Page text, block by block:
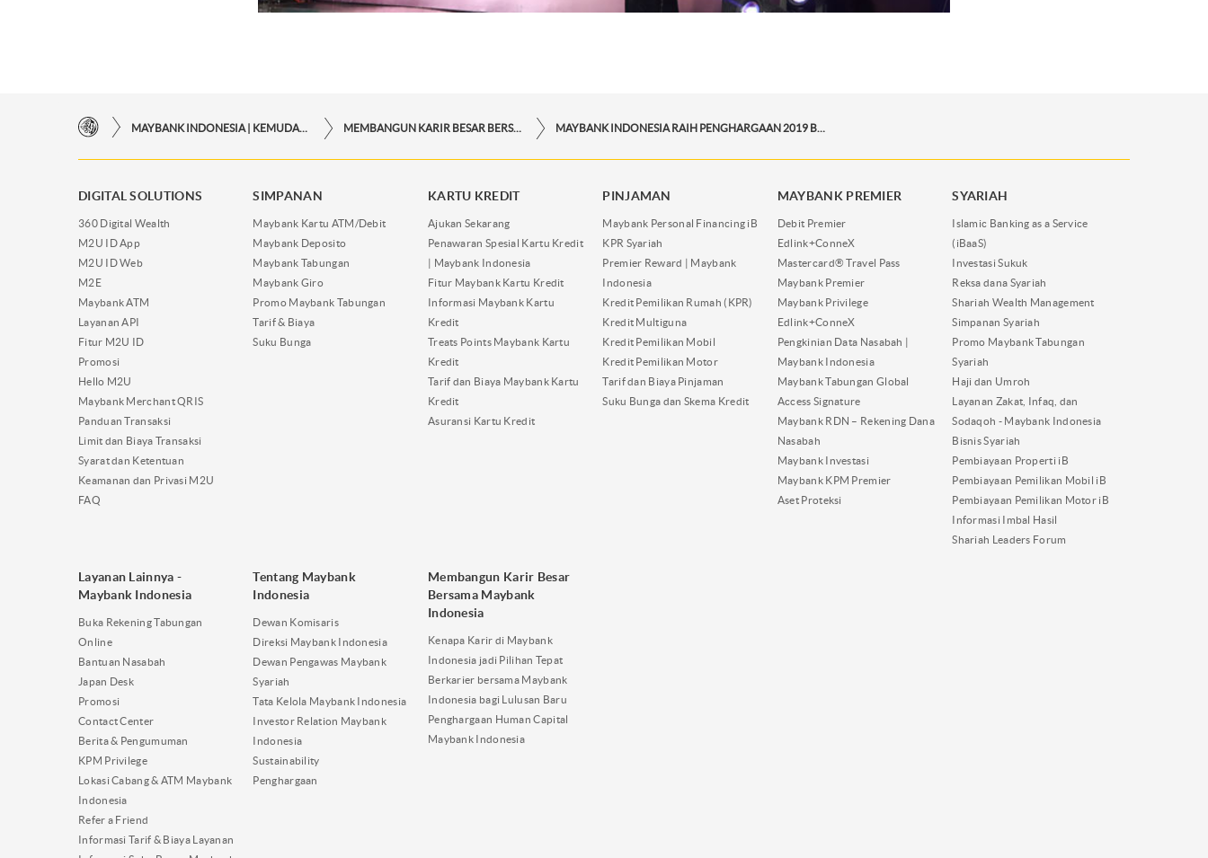
MAYBANK INDONESIA | KEMUDAHAN TRANSAKSI FINANSIAL DI UJUNG JARI ANDA MEMBANGUN KARIR BESAR BERSAMA MAYBANK INDONESIA MAYBANK INDONESIA RAIH PENGHARGAAN 2019 BEST STELLAR WORKPLACE AWARD
DIGITAL SOLUTIONS
360 Digital Wealth
M2U ID App
M2U ID Web
M2E
Maybank ATM
Layanan API
Fitur M2U ID
Promosi
Hello M2U
Maybank Merchant QRIS
Panduan Transaksi
Limit dan Biaya Transaksi
Syarat dan Ketentuan
Keamanan dan Privasi M2U
FAQ
SIMPANAN
Maybank Kartu ATM/Debit
Maybank Deposito
Maybank Tabungan
Maybank Giro
Promo Maybank Tabungan
Tarif & Biaya
Suku Bunga
KARTU KREDIT
Ajukan Sekarang
Penawaran Spesial Kartu Kredit
| Maybank Indonesia
Fitur Maybank Kartu Kredit
Informasi Maybank Kartu
Kredit
Treats Points Maybank Kartu
Kredit
Tarif dan Biaya Maybank Kartu
Kredit
Asuransi Kartu Kredit
PINJAMAN
Maybank Personal Financing iB
KPR Syariah
Premier Reward | Maybank
Indonesia
Kredit Pemilikan Rumah (KPR)
Kredit Multiguna
Kredit Pemilikan Mobil
Kredit Pemilikan Motor
Tarif dan Biaya Pinjaman
Suku Bunga dan Skema Kredit
MAYBANK PREMIER
Debit Premier
Edlink+ConneX
Mastercard® Travel Pass
Maybank Premier
Maybank Privilege
Edlink+ConneX
Pengkinian Data Nasabah |
Maybank Indonesia
Maybank Tabungan Global
Access Signature
Maybank RDN – Rekening Dana
Nasabah
Maybank Investasi
Maybank KPM Premier
Aset Proteksi
SYARIAH
Islamic Banking as a Service
(iBaaS)
Investasi Sukuk
Reksa dana Syariah
Shariah Wealth Management
Simpanan Syariah
Promo Maybank Tabungan
Syariah
Haji dan Umroh
Layanan Zakat, Infaq, dan
Sodaqoh - Maybank Indonesia
Bisnis Syariah
Pembiayaan Properti iB
Pembiayaan Pemilikan Mobil iB
Pembiayaan Pemilikan Motor iB
Informasi Imbal Hasil
Shariah Leaders Forum
Layanan Lainnya -
Maybank Indonesia
Buka Rekening Tabungan
Online
Bantuan Nasabah
Japan Desk
Promosi
Contact Center
Berita & Pengumuman
KPM Privilege
Lokasi Cabang & ATM Maybank
Indonesia
Refer a Friend
Informasi Tarif & Biaya Layanan
Tentang Maybank
Indonesia
Dewan Komisaris
Direksi Maybank Indonesia
Dewan Pengawas Maybank
Syariah
Tata Kelola Maybank Indonesia
Investor Relation Maybank
Indonesia
Sustainability
Penghargaan
Membangun Karir Besar
Bersama Maybank
Indonesia
Kenapa Karir di Maybank
Indonesia jadi Pilihan Tepat
Berkarier bersama Maybank
Indonesia bagi Lulusan Baru
Penghargaan Human Capital
Maybank Indonesia